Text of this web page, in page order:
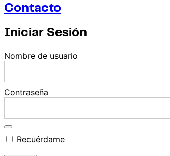
Contacto
Iniciar Sesión
Nombre de usuario
Contraseña
Recuérdame